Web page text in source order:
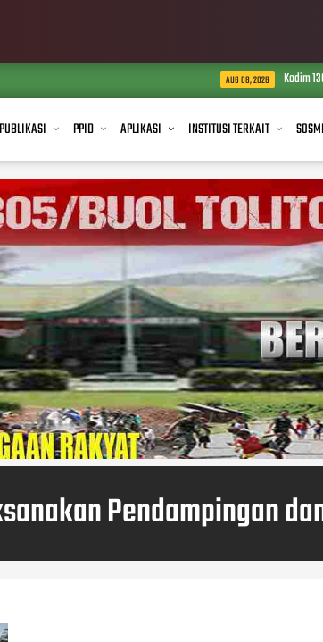
Kodim 1305/BT Salurkan
PUBLIKASI PPID APLIKASI INSTITUSI TERKAIT
Pendampingan